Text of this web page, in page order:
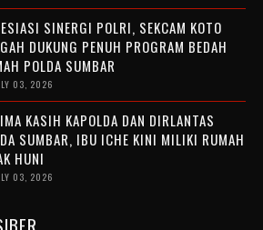
SINERGI POLRI, SEKCAM KOTO
DUKUNG PENUH PROGRAM BEDAH
POLDA SUMBAR
03, 2026
KASIH KAPOLDA DAN DIRLANTAS
SUMBAR, IBU ICHE KINI MILIKI RUMAH
HUNI
03, 2026